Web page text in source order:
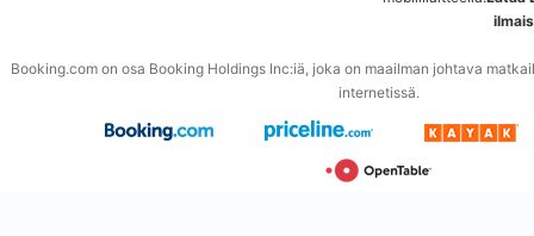
Booking.com on osa Booking Holdings Inc:iä, joka on maailman johtava
internetissä.